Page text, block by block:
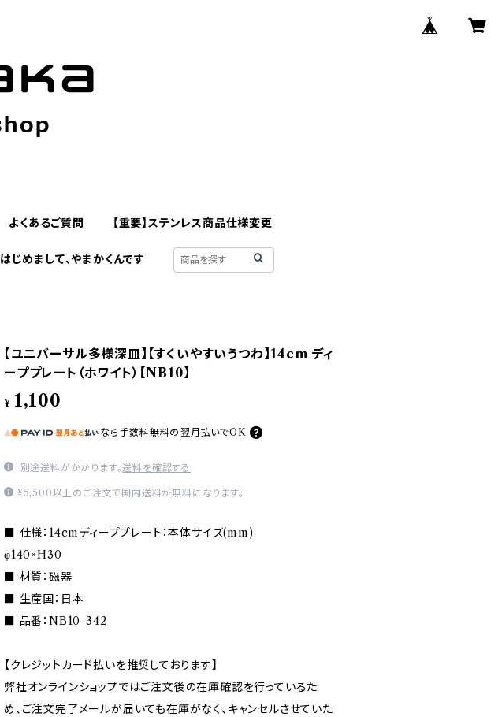
よくあるご質問 【重要】ステンレス商品仕様変更
はじめまして、やまかくんです
【ユニバーサル多様深皿】【すくいやすいうつわ】14cm ディ
ーププレート（ホワイト）【NB10】
¥ 1,100
なら 手数料無料の 翌月払いでOK
別途送料がかかります。送料を確認する
¥5,500以上のご注文で国内送料が無料になります。
■ 仕様：14cmディーププレート：本体サイズ(mm)
φ140×H30
■ 材質：磁器
■ 生産国：日本
■ 品番：NB10-342
【クレジットカード払いを推奨しております】
弊社オンラインショップではご注文後の在庫確認を行っているた
め、ご注文完了メールが届いても在庫がなく、キャンセルさせていた